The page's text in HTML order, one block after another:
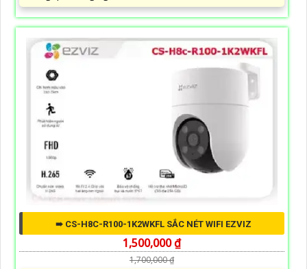
➠ CS-H8C-R100-1K2WKFL SẮC NÉT WIFI EZVIZ
1,500,000 ₫
1,700,000 ₫